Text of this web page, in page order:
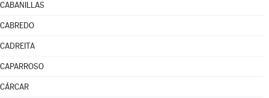
CABANILLAS
CABREDO
CADREITA
CAPARROSO
CÁRCAR